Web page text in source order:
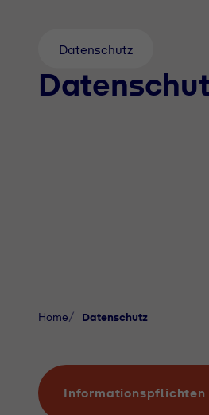
Datenschutz
Home Datenschutz
Informationspflichten